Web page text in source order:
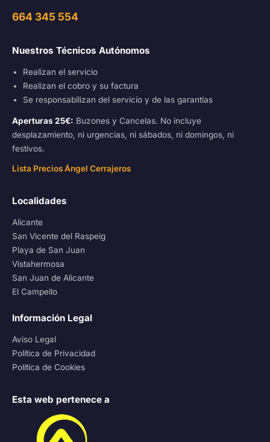
664 345 554
Nuestros Técnicos Autónomos
Realizan el servicio
Realizan el cobro y su factura
Se responsabilizan del servicio y de las garantías
Aperturas 25€: Buzones y Cancelas. No incluye
desplazamiento, ni urgencias, ni sábados, ni domingos, ni
festivos.
Lista Precios Ángel Cerrajeros
Localidades
Alicante
San Vicente del Raspeig
Playa de San Juan
Vistahermosa
San Juan de Alicante
El Campello
Información Legal
Aviso Legal
Política de Privacidad
Política de Cookies
Esta web pertenece a